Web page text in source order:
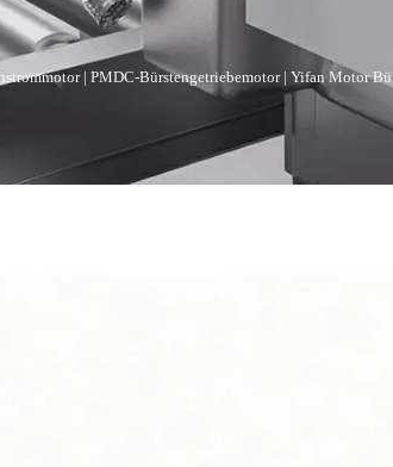
| PMDC-Bürstengetriebemotor| Yifan Motor